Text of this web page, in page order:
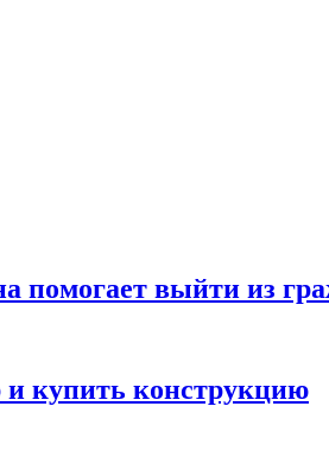
помогает выйти из
и купить конструкцию